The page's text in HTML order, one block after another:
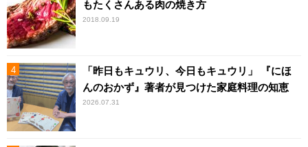
もたくさんある肉の焼き方
2018.09.19
「昨日もキュウリ、今日もキュウリ」 『にほ
んのおかず』著者が見つけた家庭料理の知恵
2026.07.31